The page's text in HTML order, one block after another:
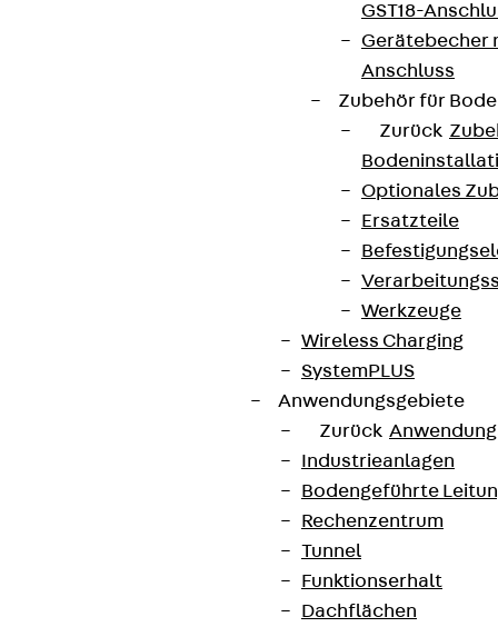
GST18-
Gerätebecher
Anschluss
Zubehör für
Zurück
Optionales
Ersatzteile
Werkzeuge
Wireless Charging
SystemPLUS
Anwendungsgebiete
Zurück
Industrieanlagen
Bodengeführte
Rechenzentrum
Tunnel
Funktionserhalt
Dachflächen
Partner von Anfang bis Zukunft.